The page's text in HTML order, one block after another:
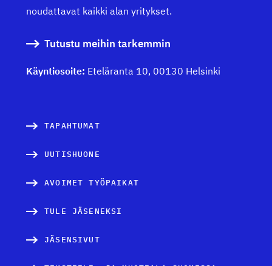
noudattavat kaikki alan yritykset.
Tutustu meihin tarkemmin
Käyntiosoite: Eteläranta 10, 00130 Helsinki
TAPAHTUMAT
UUTISHUONE
AVOIMET TYÖPAIKAT
TULE JÄSENEKSI
JÄSENSIVUT